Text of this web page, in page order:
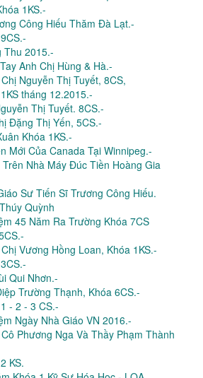
1KS.-
Công Hiếu Thăm Đà Lạt.-
Thu 2015.-
Anh Chị Hùng & Hà.-
Nguyễn Thị Tuyết, 8CS,
tháng 12.2015.-
Thị Tuyết. 8CS.-
Đặng Thị Yến, 5CS.-
Khóa 1KS.-
Mới Của Canada Tại Winnipeg.-
Nhà Máy Đúc Tiền Hoàng Gia
Sư Tiến Sĩ Trương Công Hiếu.
Quỳnh
45 Năm Ra Trường Khóa 7CS
Vương Hồng Loan, Khóa 1KS.-
Qui Nhơn.-
Trường Thạnh, Khóa 6CS.-
- 2 - 3 CS.-
Ngày Nhà Giáo VN 2016.-
Phương Nga Và Thầy Phạm Thành
KS.